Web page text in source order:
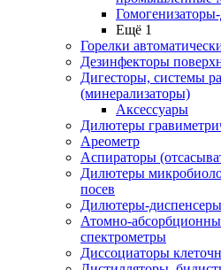
Ещё 1
Горелки
Дезинфекторы
Дигесторы, системы
(минерализаторы)
Аксессуары
Дилютеры
Ареометр
Аспираторы
Дилютеры
посев
Дилютеры-
Атомно-
спектрометры
Диссоциаторы